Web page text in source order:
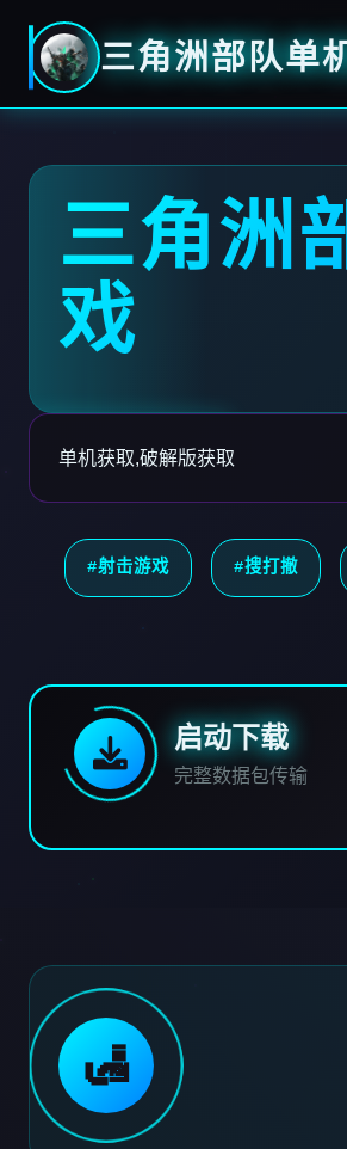
三角洲部队单
三角洲
戏
单机获取,破解版获取
#射击游戏 #搜打撤
启动下载
完整数据包传输
🛃